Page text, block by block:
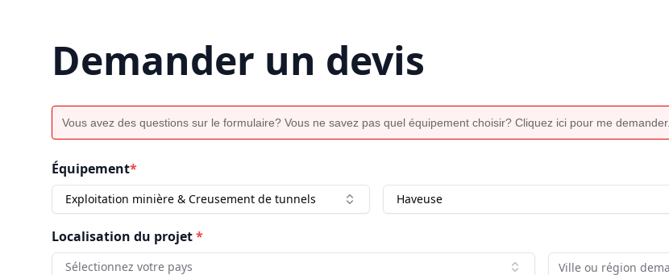
Demander un devis
Vous avez des questions sur le formulaire? Vous ne savez pas quel équipement choisir? Cliquez ici pour me demander.
Équipement*
Exploitation minière & Creusement de tunnels Haveuse
Localisation du projet*
Sélectionnez votre pays